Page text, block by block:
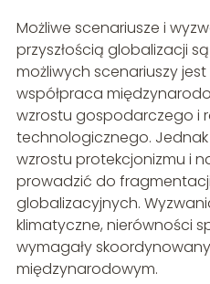
Możliwe scenariusze i
przyszłością globalizacji
możliwych scenariuszy
współpraca
wzrostu gospodarczego i
technologicznego. Jednak
wzrostu protekcjonizmu i
prowadzić do
globalizacyjnych.
klimatyczne, nierówności
wymagały
międzynarodowym.